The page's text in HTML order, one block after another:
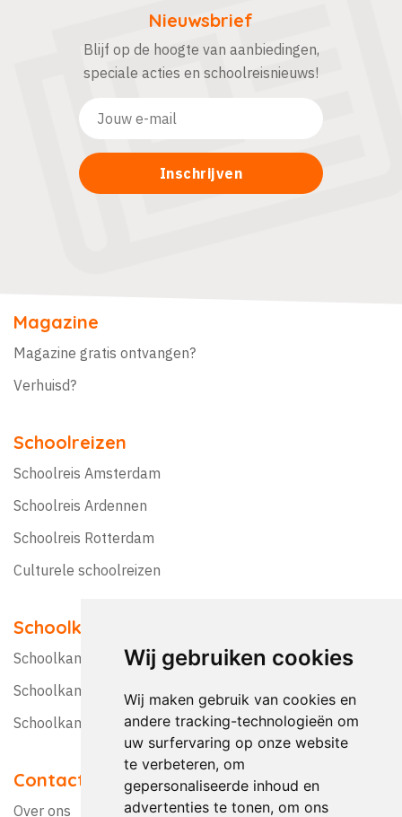
Wij gebruiken cookies
Wij maken gebruik van cookies en
andere tracking-technologieën om
uw surfervaring op onze website
te verbeteren, om
gepersonaliseerde inhoud en
advertenties te tonen, om ons
Nieuwsbrief
Blijf op de hoogte van aanbiedingen,
speciale acties en schoolreisnieuws!
Magazine
Magazine gratis ontvangen?
Verhuisd?
Schoolreizen
Schoolreis Amsterdam
Schoolreis Ardennen
Schoolreis Rotterdam
Culturele schoolreizen
Schoolkampen
Schoolkamp Nederland
Schoolkamp België
Schoolkamptips
Contact
Over ons